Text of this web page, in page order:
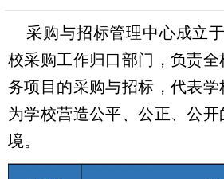
采购与招标管理中心成立于
校采购工作归口部门，负责
务项目的采购与招标，代表学
为学校营造公平、公正、公
境。